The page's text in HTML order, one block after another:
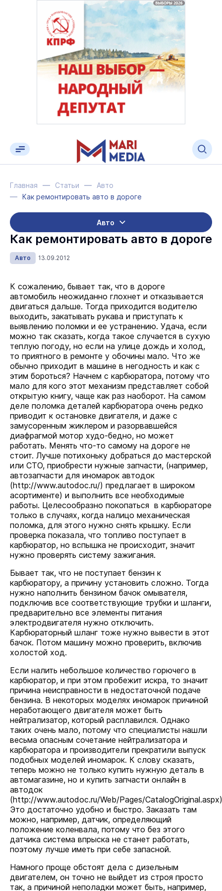
Главная Статьи
Авто
Как ремонтировать авто в дороге
Авто
Как ремонтировать авто в дороге
Авто 13.09.2012
К сожалению, бывает так, что в дороге
автомобиль неожиданно глохнет и отказывается
двигаться дальше. Тогда приходится водителю
выходить, закатывать рукава и приступать к
выявлению поломки и ее устранению. Удача, если
можно так сказать, когда такое случается в сухую
теплую погоду, но если на улице дождь и холод,
то приятного в ремонте у обочины мало. Что же
обычно приходит в машине в негодность и как с
этим бороться? Начнем с карбюратора, потому что
мало для кого этот механизм представляет собой
открытую книгу, чаще как раз наоборот. На самом
деле поломка деталей карбюратора очень редко
приводит к остановке двигателя, и даже с
замусоренным жиклером и разорвавшейся
диафрагмой мотор худо-бедно, но может
работать. Менять что-то самому на дороге не
стоит. Лучше потихоньку добраться до мастерской
или СТО, приобрести нужные запчасти, (например,
автозапчасти для иномарок автодок
(http://www.autodoc.ru/) предлагает в широком
асортименте) и выполнить все необходимые
работы. Целесообразно покопаться в карбюраторе
только в случаях, когда налицо механическая
поломка, для этого нужно снять крышку. Если
проверка показала, что топливо поступает в
карбюратор, но вспышка не происходит, значит
нужно проверять систему зажигания.
Бывает так, что не поступает бензин к
карбюратору, а причину установить сложно. Тогда
нужно наполнить бензином бачок омывателя,
подключив все соответствующие трубки и шланги,
предварительно все элементы питания
электродвигателя нужно отключить.
Карбюраторный шланг тоже нужно вывести в этот
бачок. Потом машину можно проверить, включив
холостой ход.
Если налить небольшое количество горючего в
карбюратор, и при этом пробежит искра, то значит
причина неисправности в недостаточной подаче
бензина. В некоторых моделях иномарок причиной
неработающего двигателя может быть
нейтрализатор, который расплавился. Однако
таких очень мало, потому что специалисты нашли
весьма опасным сочетание нейтрализатора и
карбюратора и производители прекратили выпуск
подобных моделей иномарок. К слову сказать,
теперь можно не только купить нужную деталь в
автомагазине, но и купить запчасти онлайн в
автодок
(http://www.autodoc.ru/Web/Pages/CatalogOriginal.aspx
Это достаточно удобно и быстро. Заказать там
можно, например, датчик, определяющий
положение коленвала, потому что без этого
датчика система впрыска не станет работать,
поэтому лучше иметь при себе запасной.
Намного проще обстоят дела с дизельным
двигателем, он точно не выйдет из строя просто
так, а причиной неполадки может быть, например,